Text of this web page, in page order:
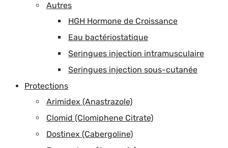
Autres
HGH Hormone de Croissance
Eau bactériostatique
Seringues injection intramusculaire
Seringues injection sous-cutanée
Protections
Arimidex (Anastrazole)
Clomid (Clomiphene Citrate)
Dostinex (Cabergoline)